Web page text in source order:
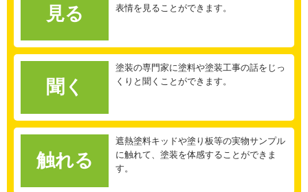
見る
表情を見ることができます。
聞く
塗装の専門家に塗料や塗装工事の話をじっ
くりと聞くことができます。
触れる
遮熱塗料キッドや塗り板等の実物サンプル
に触れて、塗装を体感することができま
す。